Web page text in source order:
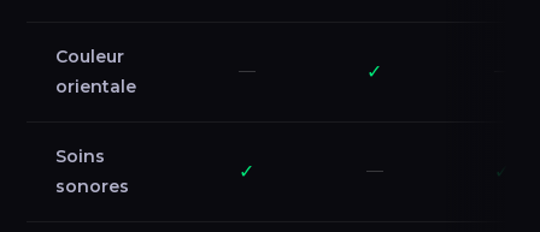
Couleur
orientale
— ✓
Soins
sonores
✓ — ✓